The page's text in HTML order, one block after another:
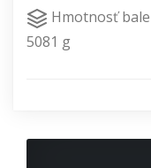
Hmotnosť
5081 g